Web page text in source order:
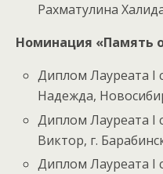
Рахматулина
Номинация «Память
Диплом Лауреата I
Надежда,
Диплом Лауреата I
Виктор, г.
Диплом Лауреата